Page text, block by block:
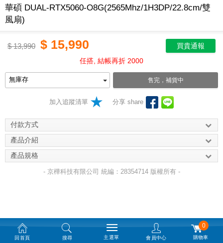
華碩 DUAL-RTX5060-O8G(2565Mhz/1H3DP/22.8cm/雙
風扇)
$13,990 $ 15,990
買貴通報
任搭, 結帳再折 2000
售完，補貨中
加入追蹤清單 分享 share
付款方式
產品介紹
產品規格
- 京樺科技有限公司 統編：28354714 版權所有 -
回首頁 搜尋 主選單 會員中心
0
購物車